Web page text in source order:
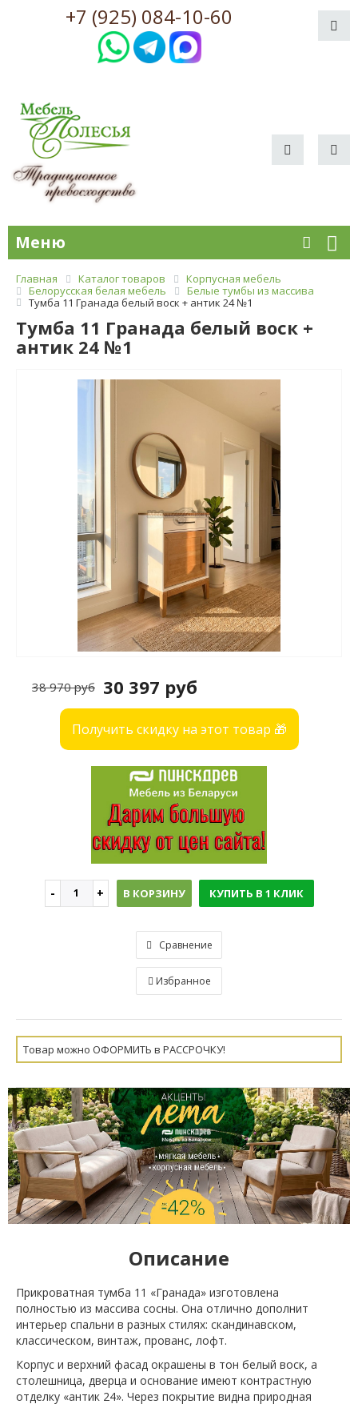
+7 (925) 084-10-60
Меню
Главная Каталог товаров
Корпусная мебель
Белорусская белая мебель
Белые тумбы из массива
Тумба 11 Гранада белый воск + антик 24 №1
Тумба 11 Гранада белый воск +
антик 24 №1
30 397 руб
38 970 руб
Получить скидку на этот товар 🎁
В КОРЗИНУ КУПИТЬ В 1 КЛИК
Сравнение
Избранное
Товар можно ОФОРМИТЬ в РАССРОЧКУ!
Описание
Прикроватная тумба 11 «Гранада» изготовлена
полностью из массива сосны. Она отлично дополнит
интерьер спальни в разных стилях: скандинавском,
классическом, винтаж, прованс, лофт.
Корпус и верхний фасад окрашены в тон белый воск, а
столешница, дверца и основание имеют контрастную
отделку «антик 24». Через покрытие видна природная